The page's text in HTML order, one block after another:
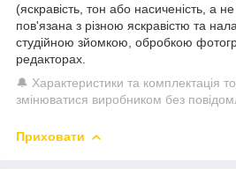
(яскравість, тон або насиченість, а
пов'язана з різною яскравістю та
студійною зйомкою, обробкою
редакторах.
🔔 Характеристики та комплектація
змінюватися виробником без
Приховати